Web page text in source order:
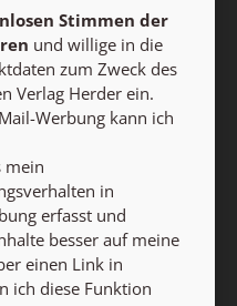
Stimmen der
und willige in die
zum Zweck des
Verlag Herder ein.
Werbung kann ich
mein
in
erfasst und
besser auf meine
einen Link in
ich diese Funktion